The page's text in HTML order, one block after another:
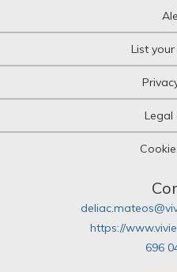
List
Legal
https://
696